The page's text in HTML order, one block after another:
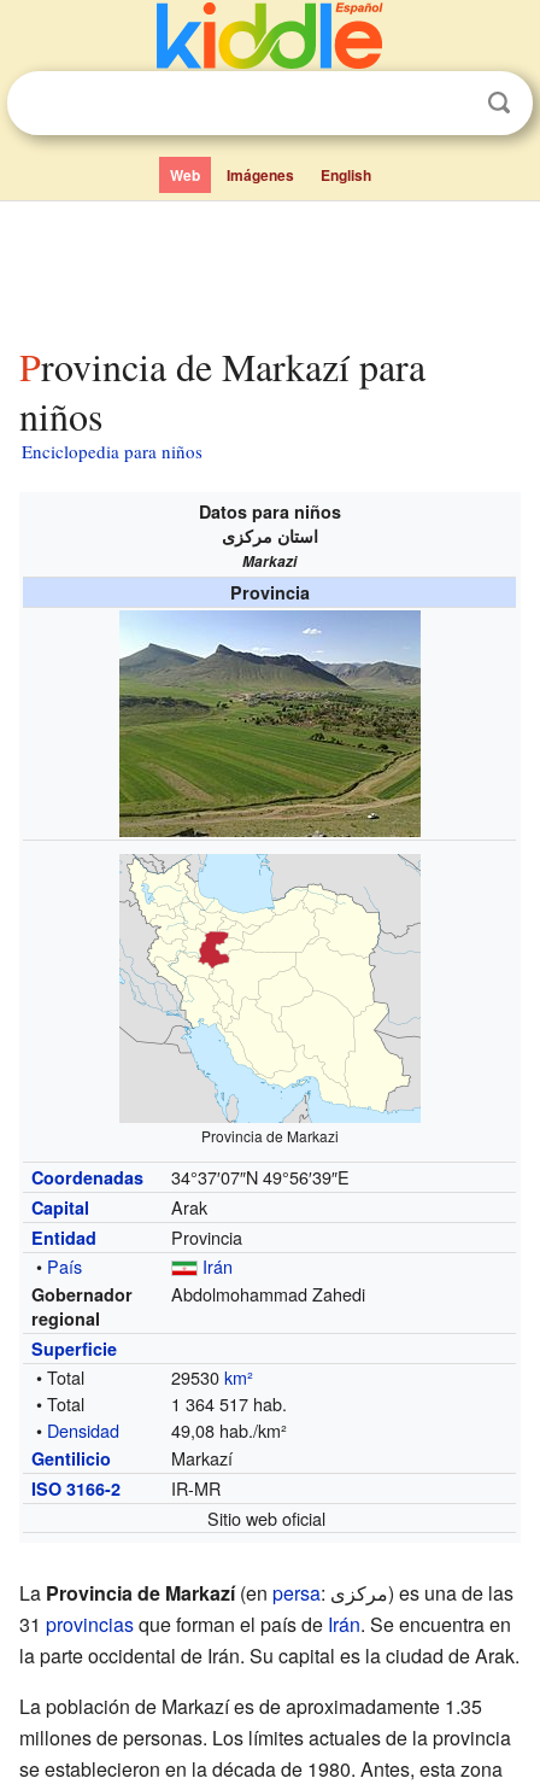
Web Imágenes English
Provincia de Markazí para
niños
Enciclopedia para niños
Datos para niños
استان مرکزی
Markazi
Provincia
Provincia de Markazi
Coordenadas 34°37′07″N 49°56′39″E
Capital Arak
Entidad
Provincia
• País Irán
Gobernador
regional
Abdolmohammad Zahedi
Superficie
• Total 29530km²
• Total
1 364 517 hab.
• Densidad 49,08 hab./km²
Gentilicio Markazí
ISO 3166-2
IR-MR
Sitio web oficial
La Provincia de Markazí(en persa: مرکزی) es una de las
31 provinciasque forman el país de Irán. Se encuentra en
la parte occidental de Irán. Su capital es la ciudad de Arak.
La población de Markazí es de aproximadamente 1.35
millones de personas. Los límites actuales de la provincia
se establecieron en la década de 1980. Antes, esta zona